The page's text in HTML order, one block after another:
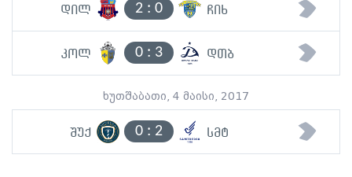
დილ 2: 0 ჩიხ
კოლ 0: 3 დთბ
ხუთშაბათი, 4 მაისი, 2017
შუქ 0: 2 სმტ